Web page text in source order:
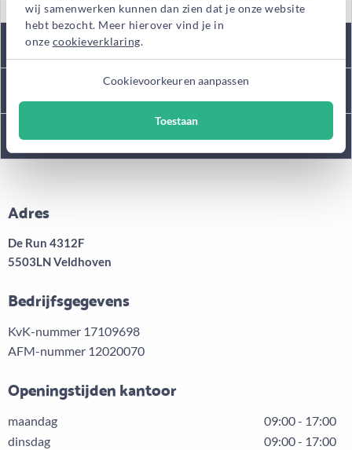
wij samenwerken kunnen dan zien dat je onze website
hebt bezocht. Meer hierover vind je in
onze cookieverklaring.
Cookievoorkeuren aanpassen
Toestaan
Tarieven
Kantooromschrijving
Diensten
Adres
De Run 4312F
5503LN Veldhoven
Bedrijfsgegevens
KvK-nummer 17109698
AFM-nummer 12020070
Openingstijden kantoor
maandag
09:00 - 17:00
dinsdag
09:00 - 17:00